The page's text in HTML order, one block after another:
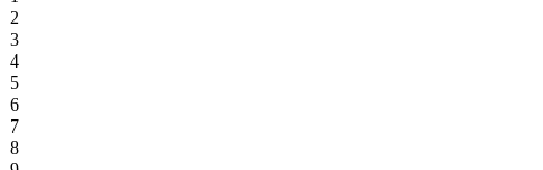
2
3
4
5
6
7
8